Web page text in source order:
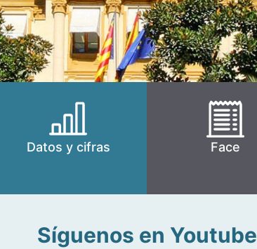
Datos y cifras Face
Síguenos en Youtube